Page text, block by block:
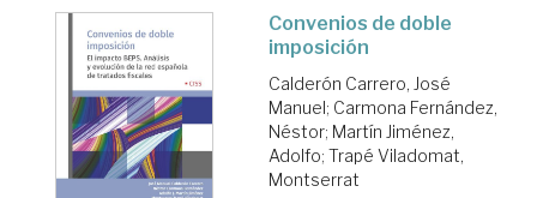
Convenios de doble
imposición
Calderón Carrero, José
Manuel; Carmona Fernández,
Néstor; Martín Jiménez,
Adolfo; Trapé Viladomat,
Montserrat